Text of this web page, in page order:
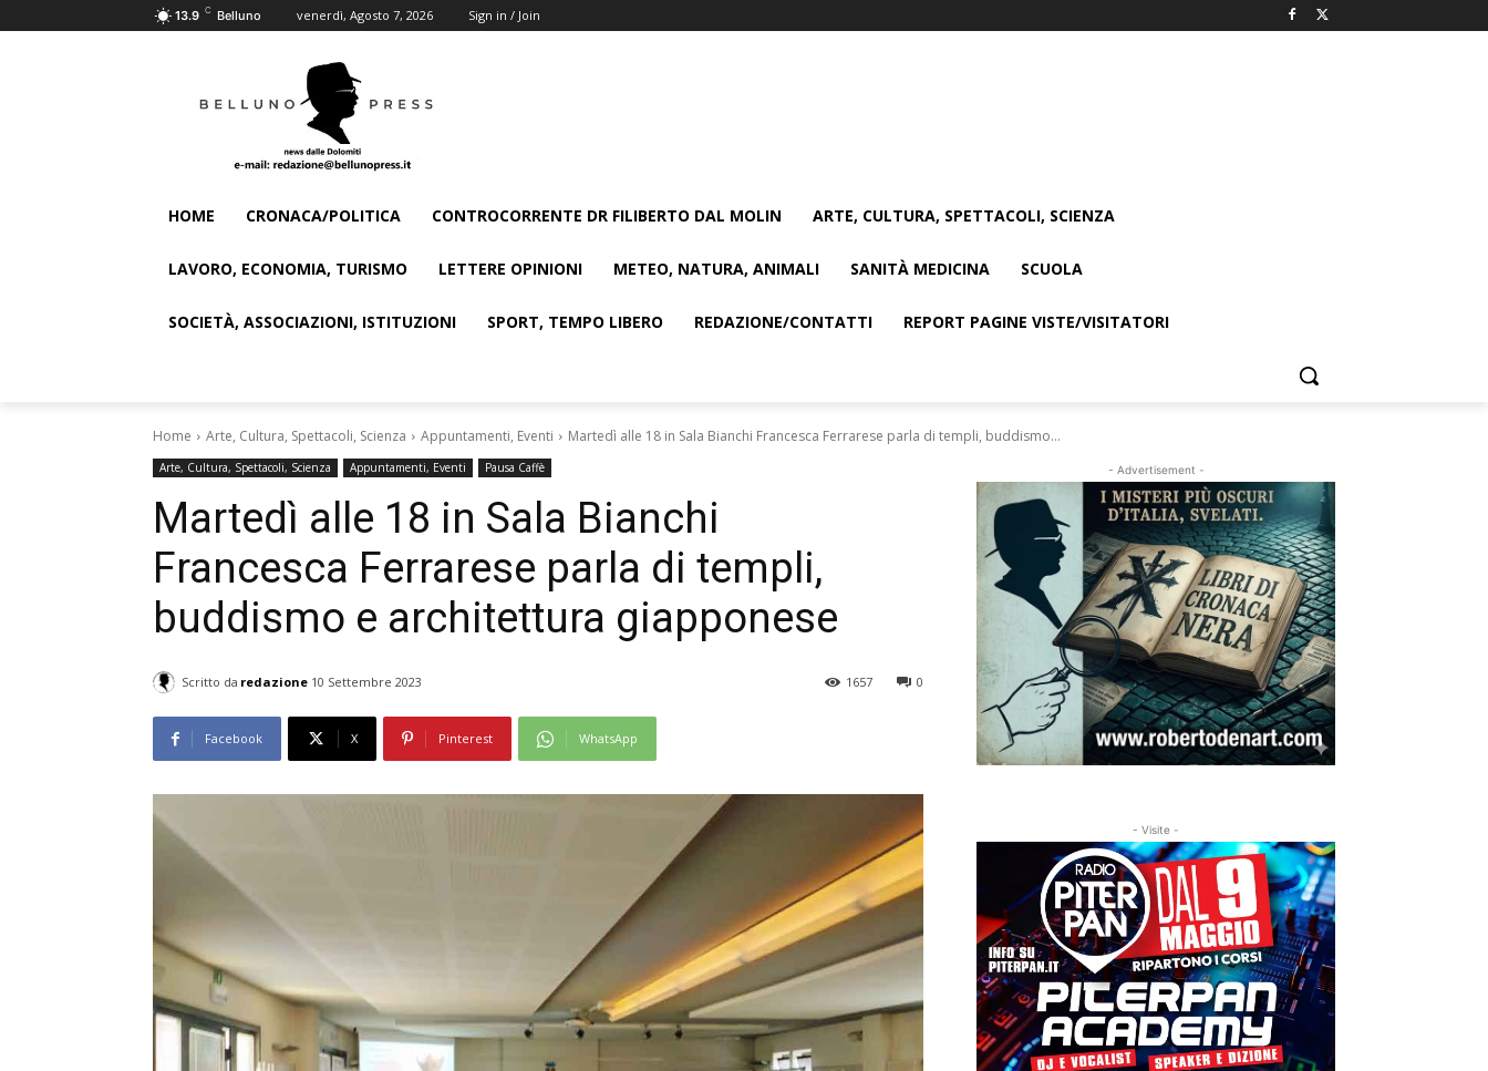
13.9 C Belluno venerdì, Agosto 7, 2026 Sign in / Join
HOME CRONACA/POLITICA CONTROCORRENTE DR FILIBERTO DAL MOLIN ARTE, CULTURA, SPETTACOLI, SCIENZA
LAVORO, ECONOMIA, TURISMO LETTERE OPINIONI METEO, NATURA, ANIMALI SANITÀ MEDICINA SCUOLA
SOCIETÀ, ASSOCIAZIONI, ISTITUZIONI SPORT, TEMPO LIBERO REDAZIONE/CONTATTI REPORT PAGINE VISTE/VISITATORI
Home Arte, Cultura, Spettacoli, Scienza Appuntamenti, Eventi Martedì alle 18 in Sala Bianchi Francesca Ferrarese parla di templi, buddismo...
Arte, Cultura, Spettacoli, Scienza Appuntamenti, Eventi Pausa Caffè
Martedì alle 18 in Sala Bianchi
Francesca Ferrarese parla di templi,
buddismo e architettura giapponese
Scritto da redazione 10 Settembre 2023 0
1657
Facebook X Pinterest WhatsApp
- Advertisement -
- Visite -